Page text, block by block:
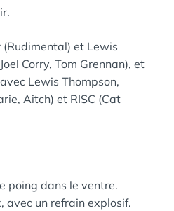
et Lewis
Corry, Tom Grennan), et
Lewis Thompson,
Aitch) et RISC (Cat
poing dans le ventre.
avec un refrain explosif.